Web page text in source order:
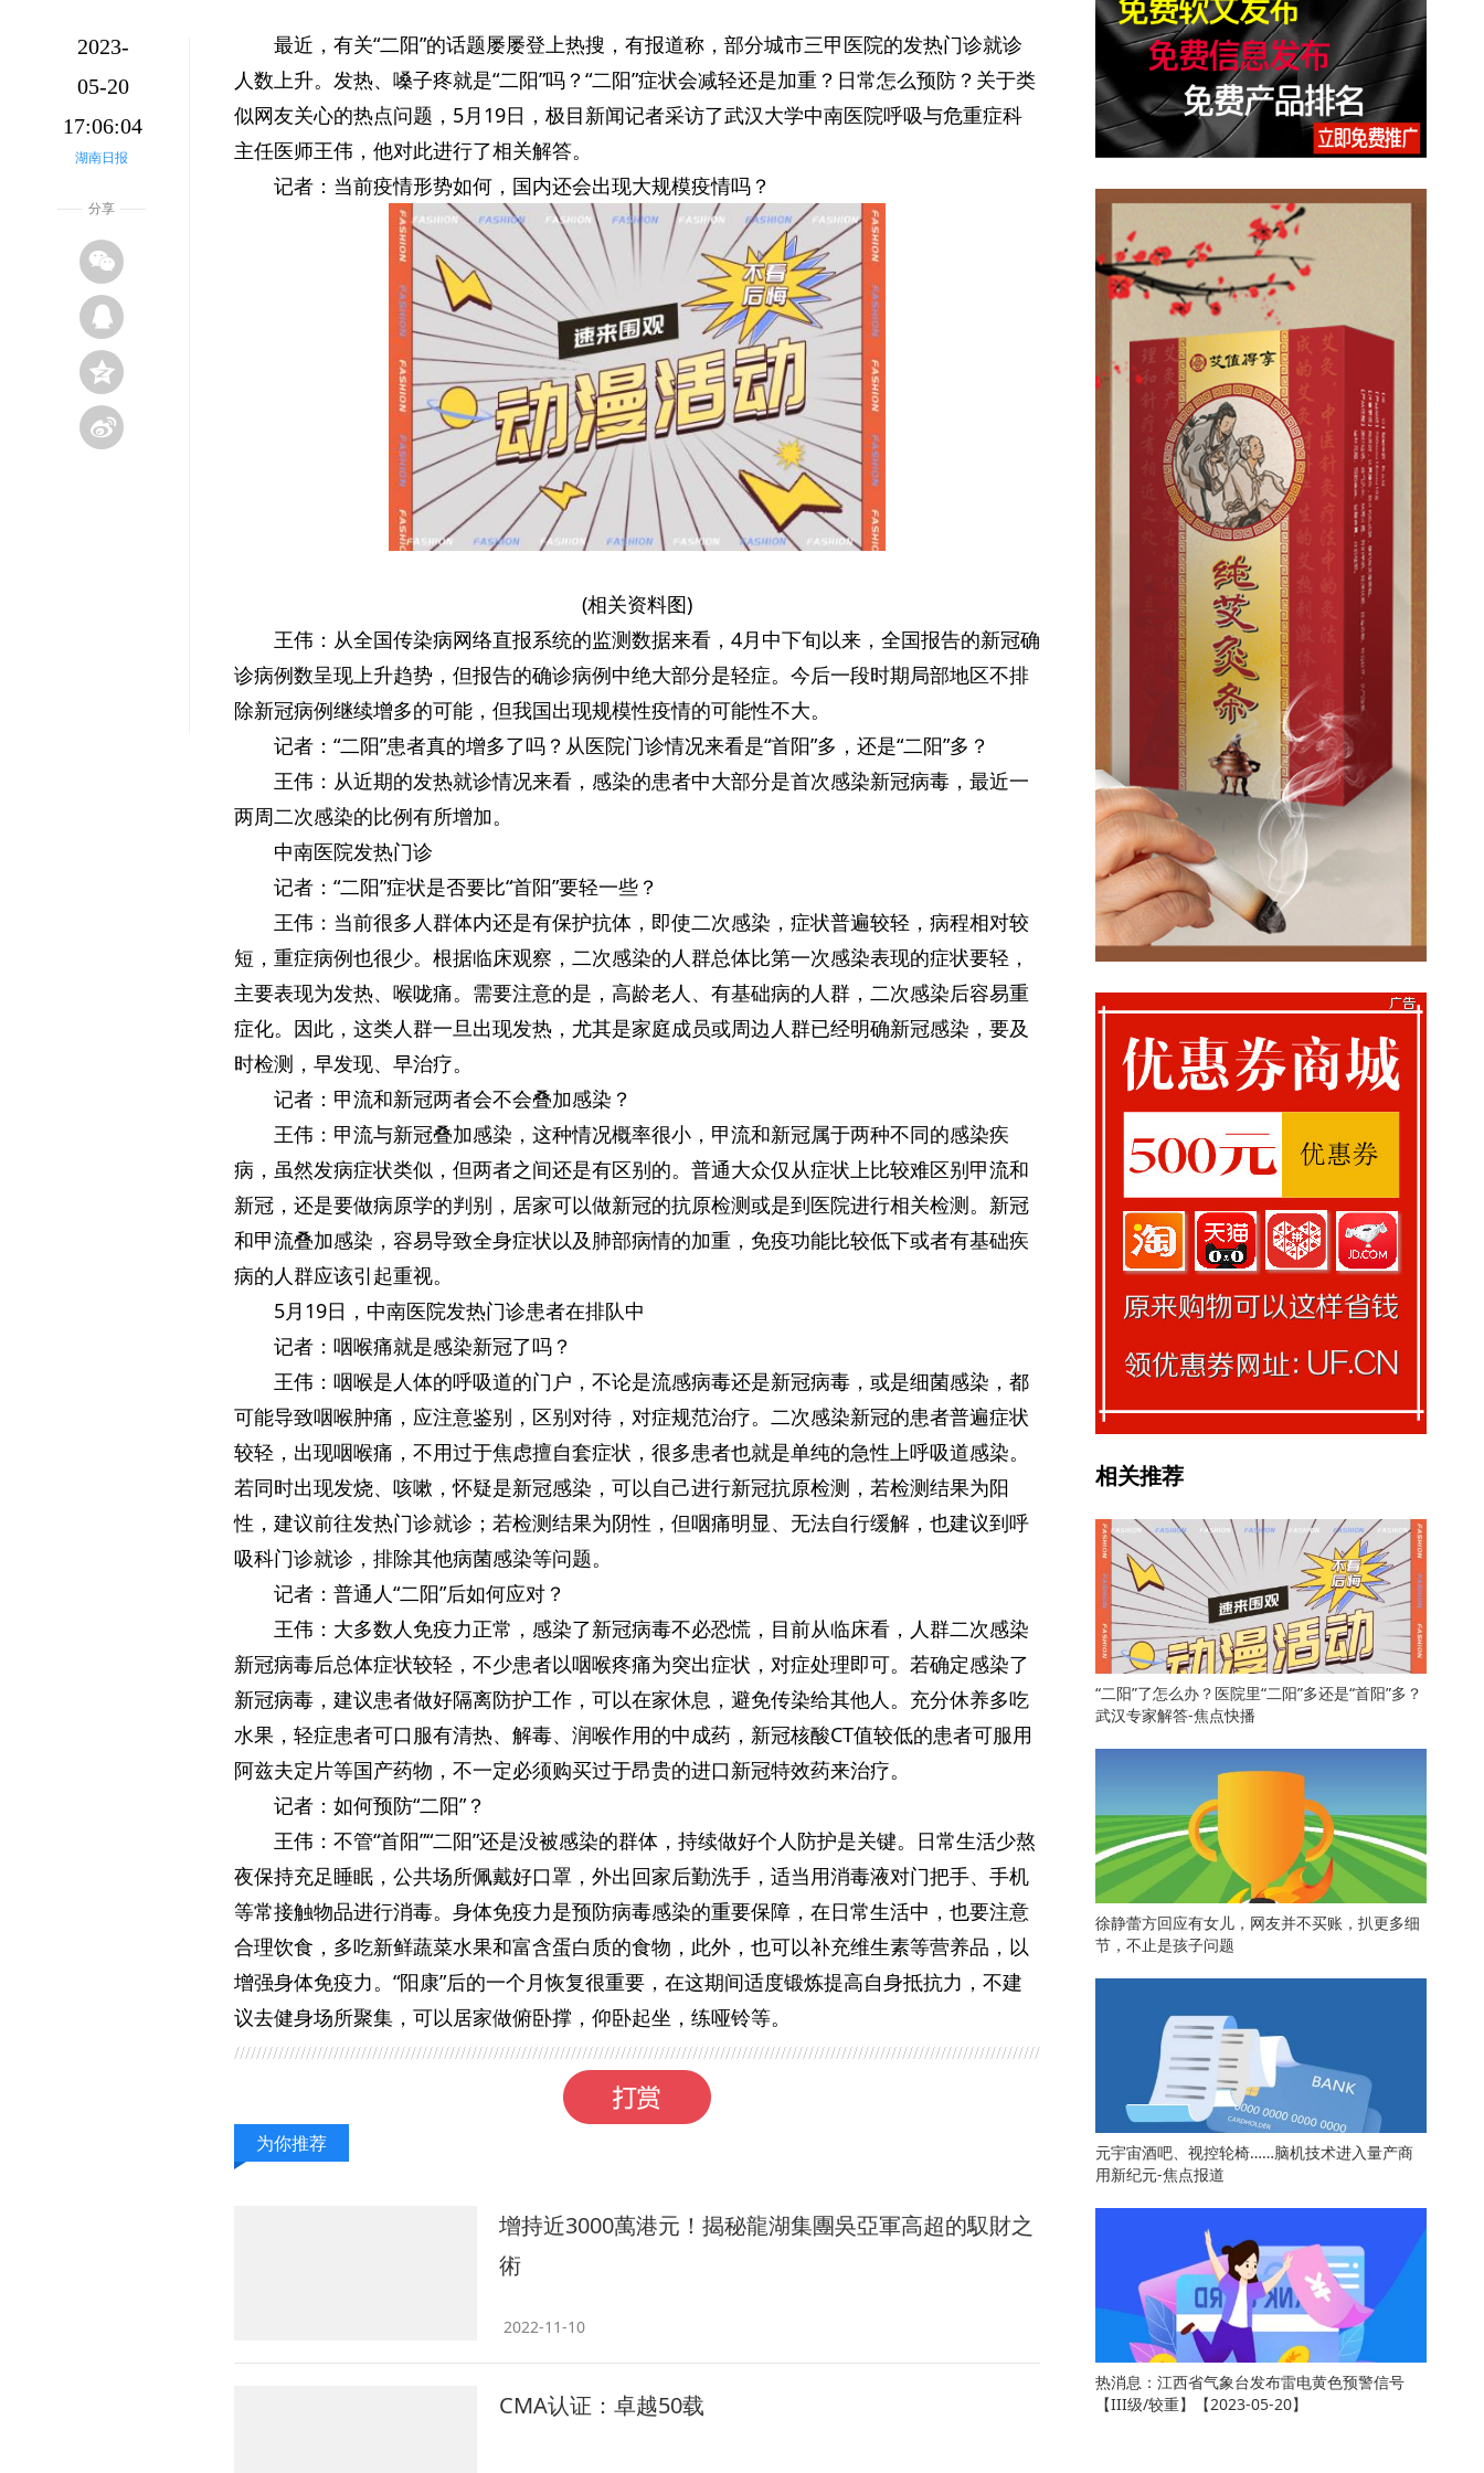
2023-
05-20
17:06:04
湖南日报
分享
最近，有关“二阳”的话题屡屡登上热搜，有报道称，部分城市三甲医院的发热门诊就诊
人数上升。发热、嗓子疼就是“二阳”吗？“二阳”症状会减轻还是加重？日常怎么预防？关于类
似网友关心的热点问题，5月19日，极目新闻记者采访了武汉大学中南医院呼吸与危重症科
主任医师王伟，他对此进行了相关解答。
记者：当前疫情形势如何，国内还会出现大规模疫情吗？
(相关资料图)
王伟：从全国传染病网络直报系统的监测数据来看，4月中下旬以来，全国报告的新冠确
诊病例数呈现上升趋势，但报告的确诊病例中绝大部分是轻症。今后一段时期局部地区不排
除新冠病例继续增多的可能，但我国出现规模性疫情的可能性不大。
记者：“二阳”患者真的增多了吗？从医院门诊情况来看是“首阳”多，还是“二阳”多？
王伟：从近期的发热就诊情况来看，感染的患者中大部分是首次感染新冠病毒，最近一
两周二次感染的比例有所增加。
中南医院发热门诊
记者：“二阳”症状是否要比“首阳”要轻一些？
王伟：当前很多人群体内还是有保护抗体，即使二次感染，症状普遍较轻，病程相对较
短，重症病例也很少。根据临床观察，二次感染的人群总体比第一次感染表现的症状要轻，
主要表现为发热、喉咙痛。需要注意的是，高龄老人、有基础病的人群，二次感染后容易重
症化。因此，这类人群一旦出现发热，尤其是家庭成员或周边人群已经明确新冠感染，要及
时检测，早发现、早治疗。
记者：甲流和新冠两者会不会叠加感染？
王伟：甲流与新冠叠加感染，这种情况概率很小，甲流和新冠属于两种不同的感染疾
病，虽然发病症状类似，但两者之间还是有区别的。普通大众仅从症状上比较难区别甲流和
新冠，还是要做病原学的判别，居家可以做新冠的抗原检测或是到医院进行相关检测。新冠
和甲流叠加感染，容易导致全身症状以及肺部病情的加重，免疫功能比较低下或者有基础疾
病的人群应该引起重视。
5月19日，中南医院发热门诊患者在排队中
记者：咽喉痛就是感染新冠了吗？
王伟：咽喉是人体的呼吸道的门户，不论是流感病毒还是新冠病毒，或是细菌感染，都
可能导致咽喉肿痛，应注意鉴别，区别对待，对症规范治疗。二次感染新冠的患者普遍症状
较轻，出现咽喉痛，不用过于焦虑擅自套症状，很多患者也就是单纯的急性上呼吸道感染。
若同时出现发烧、咳嗽，怀疑是新冠感染，可以自己进行新冠抗原检测，若检测结果为阳
性，建议前往发热门诊就诊；若检测结果为阴性，但咽痛明显、无法自行缓解，也建议到呼
吸科门诊就诊，排除其他病菌感染等问题。
记者：普通人“二阳”后如何应对？
王伟：大多数人免疫力正常，感染了新冠病毒不必恐慌，目前从临床看，人群二次感染
新冠病毒后总体症状较轻，不少患者以咽喉疼痛为突出症状，对症处理即可。若确定感染了
新冠病毒，建议患者做好隔离防护工作，可以在家休息，避免传染给其他人。充分休养多吃
水果，轻症患者可口服有清热、解毒、润喉作用的中成药，新冠核酸CT值较低的患者可服用
阿兹夫定片等国产药物，不一定必须购买过于昂贵的进口新冠特效药来治疗。
记者：如何预防“二阳”？
王伟：不管“首阳”“二阳”还是没被感染的群体，持续做好个人防护是关键。日常生活少熬
夜保持充足睡眠，公共场所佩戴好口罩，外出回家后勤洗手，适当用消毒液对门把手、手机
等常接触物品进行消毒。身体免疫力是预防病毒感染的重要保障，在日常生活中，也要注意
合理饮食，多吃新鲜蔬菜水果和富含蛋白质的食物，此外，也可以补充维生素等营养品，以
增强身体免疫力。“阳康”后的一个月恢复很重要，在这期间适度锻炼提高自身抵抗力，不建
议去健身场所聚集，可以居家做俯卧撑，仰卧起坐，练哑铃等。
为你推荐
增持近3000萬港元！揭秘龍湖集團吳亞軍高超的馭財之
術
2022-11-10
CMA认证：卓越50载
相关推荐
“二阳”了怎么办？医院里“二阳”多还是“首阳”多？
武汉专家解答-焦点快播
徐静蕾方回应有女儿，网友并不买账，扒更多细
节，不止是孩子问题
元宇宙酒吧、视控轮椅……脑机技术进入量产商
用新纪元-焦点报道
热消息：江西省气象台发布雷电黄色预警信号
【III级/较重】【2023-05-20】